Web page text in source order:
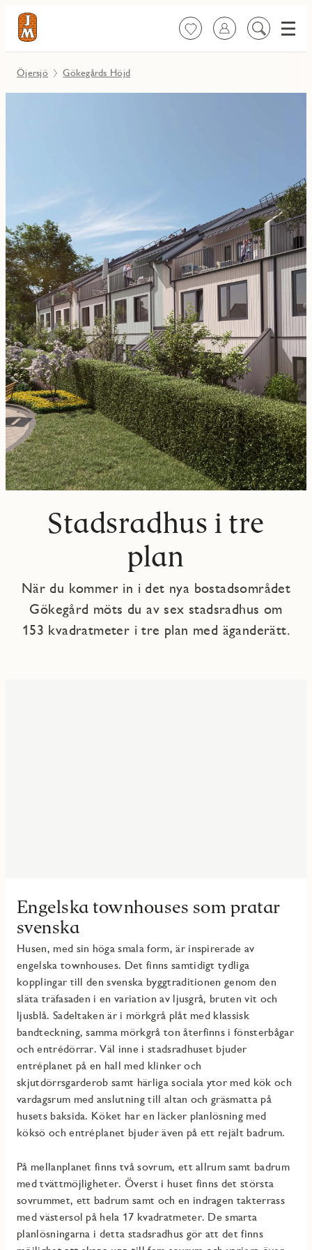
FavoriterLogga in
Sök
Meny
Öjersjö Gökegårds Höjd
Stadsradhus i tre
plan
När du kommer in i det nya bostadsområdet
Gökegård möts du av sex stadsradhus om
153 kvadratmeter i tre plan med äganderätt.
Engelska townhouses som pratar
svenska
Husen, med sin höga smala form, är inspirerade av
engelska townhouses. Det finns samtidigt tydliga
kopplingar till den svenska byggtraditionen genom den
släta träfasaden i en variation av ljusgrå, bruten vit och
ljusblå. Sadeltaken är i mörkgrå plåt med klassisk
bandteckning, samma mörkgrå ton återfinns i fönsterbågar
och entrédörrar. Väl inne i stadsradhuset bjuder
entréplanet på en hall med klinker och
skjutdörrsgarderob samt härliga sociala ytor med kök och
vardagsrum med anslutning till altan och gräsmatta på
husets baksida. Köket har en läcker planlösning med
köksö och entréplanet bjuder även på ett rejält badrum.
På mellanplanet finns två sovrum, ett allrum samt badrum
med tvättmöjligheter. Överst i huset finns det största
sovrummet, ett badrum samt och en indragen takterrass
med västersol på hela 17 kvadratmeter. De smarta
planlösningarna i detta stadsradhus gör att det finns